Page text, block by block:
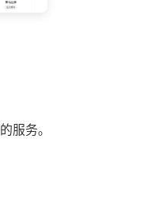
服务。